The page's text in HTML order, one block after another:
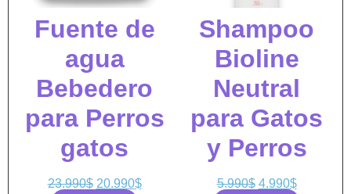
Fuente de
agua
Bebedero
para Perros
gatos
23.990$ 20.990$
Shampoo
Bioline
Neutral
para Gatos
y Perros
5.990$ 4.990$